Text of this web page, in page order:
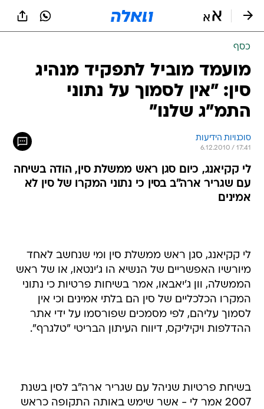
כסף
מועמד מוביל לתפקיד מנהיג
סין: "אין לסמוך על נתוני
התמ"ג שלנו"
סוכנויות הידיעות
6.12.2010 / 17:41
לי קקיאנג, כיום סגן ראש ממשלת סין, הודה בשיחה
עם שגריר ארה"ב בסין כי נתוני המקרו של סין לא
אמינים
לי קקיאנג, סגן ראש ממשלת סין ומי שנחשב לאחד
מיורשיו האפשריים של הנשיא הו ג'ינטאו, או של ראש
הממשלה, וון ג'יאבאו, אמר בשיחות פרטיות כי נתוני
המקרו הכלכליים של סין הם בלתי אמינים וכי אין
לסמוך עליהם, לפי מסמכים שפורסמו על ידי אתר
ההדלפות ויקיליקס, דיווח העיתון הבריטי "טלגרף".
בשיחת פרטיות שניהל עם שגריר ארה"ב לסין בשנת
2007 אמר לי - אשר שימש באותה התקופה כראש